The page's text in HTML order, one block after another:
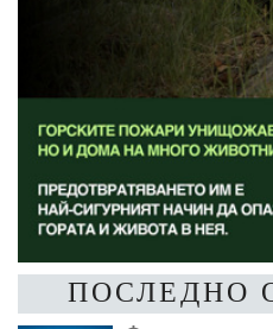
ПОСЛЕДНО